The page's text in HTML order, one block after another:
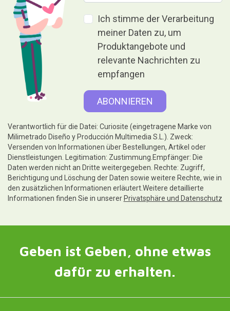
Ich stimme der Verarbeitung
meiner Daten zu, um
Produktangebote und
relevante Nachrichten zu
empfangen
Verantwortlich für die Datei: Curiosite (eingetragene Marke von
Milimetrado Diseño y Producción Multimedia S.L.). Zweck:
Versenden von Informationen über Bestellungen, Artikel oder
Dienstleistungen. Legitimation: Zustimmung.Empfänger: Die
Daten werden nicht an Dritte weitergegeben. Rechte: Zugriff,
Berichtigung und Löschung der Daten sowie weitere Rechte, wie in
den zusätzlichen Informationen erläutert.Weitere detaillierte
Informationen finden Sie in unserer Privatsphäre und Datenschutz
Geben ist Geben, ohne etwas
dafür zu erhalten.